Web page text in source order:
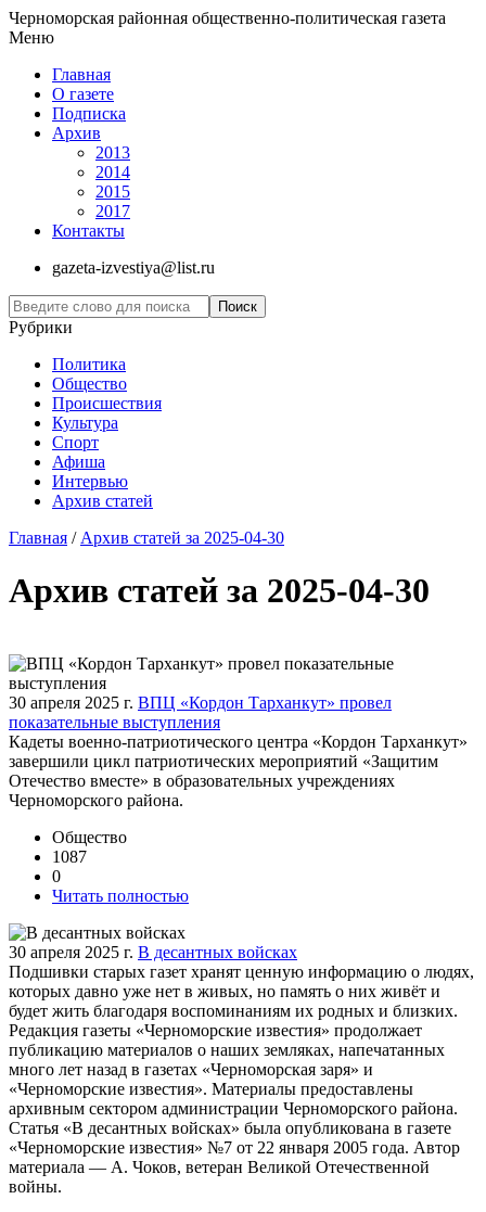
Черноморская районная общественно-политическая газета
Меню
Главная
О газете
Подписка
Архив
2013
2014
2015
2017
Контакты
gazeta-izvestiya@list.ru
Рубрики
Политика
Общество
Проиcшествия
Культура
Спорт
Афиша
Интервью
Архив статей
Главная / Архив статей за 2025-04-30
Архив статей за 2025-04-30
30 апреля 2025 г. ВПЦ «Кордон Тарханкут» провел
показательные выступления
Кадеты военно-патриотического центра «Кордон Тарханкут»
завершили цикл патриотических мероприятий «Защитим
Отечество вместе» в образовательных учреждениях
Черноморского района.
Общество
1087
0
Читать полностью
30 апреля 2025 г. В десантных войсках
Подшивки старых газет хранят ценную информацию о людях,
которых давно уже нет в живых, но память о них живёт и
будет жить благодаря воспоминаниям их родных и близких.
Редакция газеты «Черноморские известия» продолжает
публикацию материалов о наших земляках, напечатанных
много лет назад в газетах «Черноморская заря» и
«Черноморские известия». Материалы предоставлены
архивным сектором администрации Черноморского района.
Статья «В десантных войсках» была опубликована в газете
«Черноморские известия» №7 от 22 января 2005 года. Автор
материала — А. Чоков, ветеран Великой Отечественной
войны.